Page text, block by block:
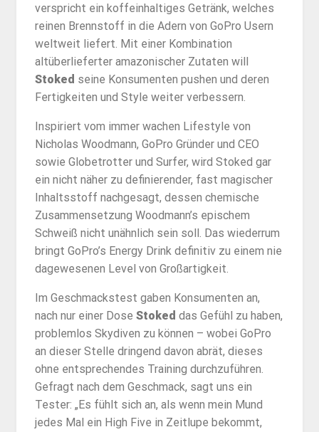
verspricht ein koffeinhaltiges Getränk, welches
reinen Brennstoff in die Adern von GoPro Usern
weltweit liefert. Mit einer Kombination
altüberlieferter amazonischer Zutaten will
Stoked seine Konsumenten pushen und deren
Fertigkeiten und Style weiter verbessern.
Inspiriert vom immer wachen Lifestyle von
Nicholas Woodmann, GoPro Gründer und CEO
sowie Globetrotter und Surfer, wird Stoked gar
ein nicht näher zu definierender, fast magischer
Inhaltsstoff nachgesagt, dessen chemische
Zusammensetzung Woodmann’s epischem
Schweiß nicht unähnlich sein soll. Das wiederrum
bringt GoPro’s Energy Drink definitiv zu einem nie
dagewesenen Level von Großartigkeit.
Im Geschmackstest gaben Konsumenten an,
nach nur einer Dose Stoked das Gefühl zu haben,
problemlos Skydiven zu können – wobei GoPro
an dieser Stelle dringend davon abrät, dieses
ohne entsprechendes Training durchzuführen.
Gefragt nach dem Geschmack, sagt uns ein
Tester: „Es fühlt sich an, als wenn mein Mund
jedes Mal ein High Five in Zeitlupe bekommt,